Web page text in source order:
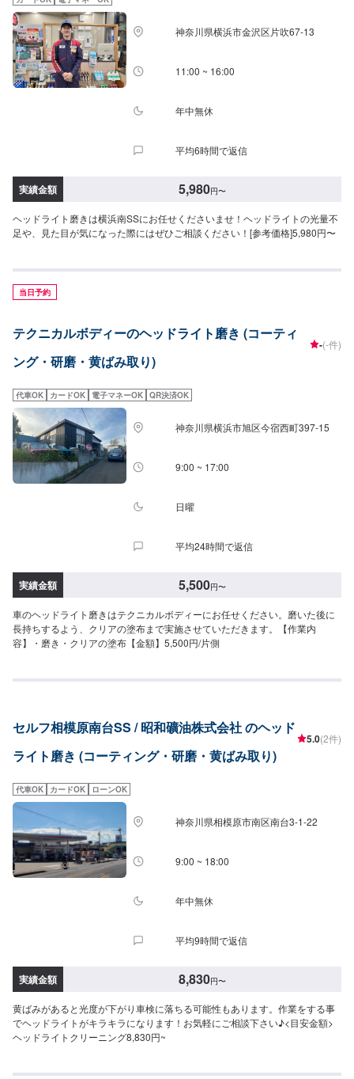
神奈川県横浜市金沢区片吹67-13
11:00 ~ 16:00
年中無休
平均6時間で返信
実績金額 5,980円〜
ヘッドライト磨きは横浜南SSにお任せくださいませ！ヘッドライトの光量不
足や、見た目が気になった際にはぜひご相談ください！[参考価格]5,980円〜
当日予約
テクニカルボディーのヘッドライト磨き (コーティ
ング・研磨・黄ばみ取り)
-(-件)
代車OK カードOK 電子マネーOK QR決済OK
神奈川県横浜市旭区今宿西町397-15
9:00 ~ 17:00
日曜
平均24時間で返信
実績金額 5,500円〜
車のヘッドライト磨きはテクニカルボディーにお任せください。磨いた後に
長持ちするよう、クリアの塗布まで実施させていただきます。【作業内
容】・磨き・クリアの塗布【金額】5,500円/片側
セルフ相模原南台SS / 昭和礦油株式会社 のヘッド
ライト磨き (コーティング・研磨・黄ばみ取り)
5.0(2件)
代車OK カードOK ローンOK
神奈川県相模原市南区南台3-1-22
9:00 ~ 18:00
年中無休
平均9時間で返信
実績金額 8,830円〜
黄ばみがあると光度が下がり車検に落ちる可能性もあります。作業をする事
でヘッドライトがキラキラになります！お気軽にご相談下さい♪<目安金額>
ヘッドライトクリーニング8,830円~